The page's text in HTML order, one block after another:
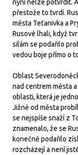
nyní nelze potvrdit.
přestože to tvrdí.
města Teťanivka a
Rusové lhali, když
silám se podařilo
vedou boje přímo o
Oblast
nad centrem města
oblasti, která je
Jižně od města
se nejspíše snaží z
znamenalo, že se
konečně podařilo
rozcházejí a není